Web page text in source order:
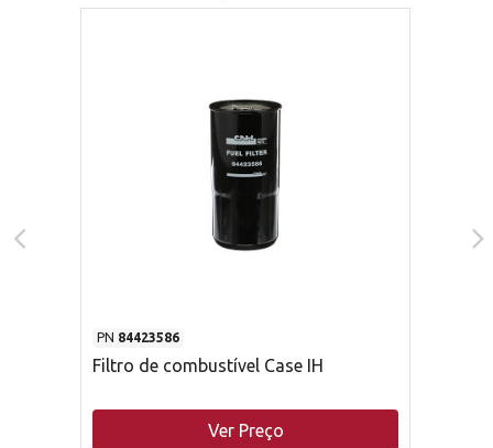
PN 84423586
Filtro de combustível Case IH
Ver Preço